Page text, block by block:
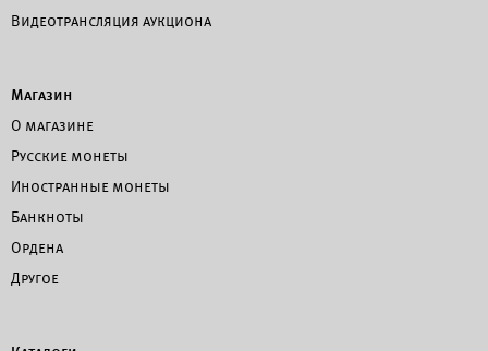
Видеотрансляция аукциона
Магазин
О магазине
Русские монеты
Иностранные монеты
Банкноты
Ордена
Другое